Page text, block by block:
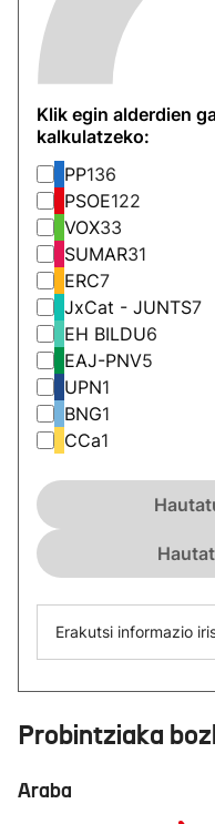
Klik egin alderdien
kalkulatzeko:
PP136
PSOE122
VOX33
SUMAR31
ERC7
JxCat - JUNTS7
EH BILDU6
EAJ-PNV5
UPN1
BNG1
CCa1
Erakutsi informazio
Probintziaka
Araba